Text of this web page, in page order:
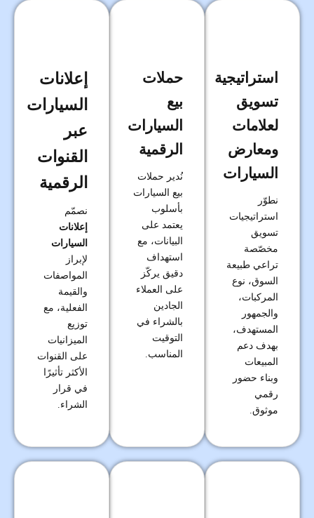
استراتيجية
تسويق
لعلامات
ومعارض
السيارات
نطوّر
استراتيجيات
تسويق
مخصّصة
تراعي طبيعة
السوق، نوع
المركبات،
والجمهور
المستهدف،
بهدف دعم
المبيعات
وبناء حضور
رقمي
موثوق.
حملات
بيع
السيارات
الرقمية
نُدير حملات
بيع السيارات
بأسلوب
يعتمد على
البيانات، مع
استهداف
دقيق يركّز
على العملاء
الجادين
بالشراء في
التوقيت
المناسب.
إعلانات
السيارات
عبر
القنوات
الرقمية
نصمّم
إعلانات
السيارات
لإبراز
المواصفات
والقيمة
الفعلية، مع
توزيع
الميزانيات
على القنوات
الأكثر تأثيرًا
في قرار
الشراء.